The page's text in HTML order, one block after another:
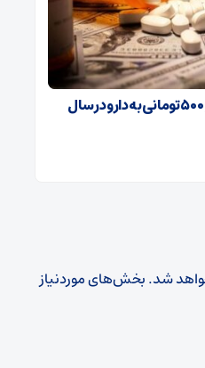
تداوم تخصیص ارز ۲۸ هزار و ۵۰۰ تومانی به دارو در سال
شد.بخش‌های موردنیاز